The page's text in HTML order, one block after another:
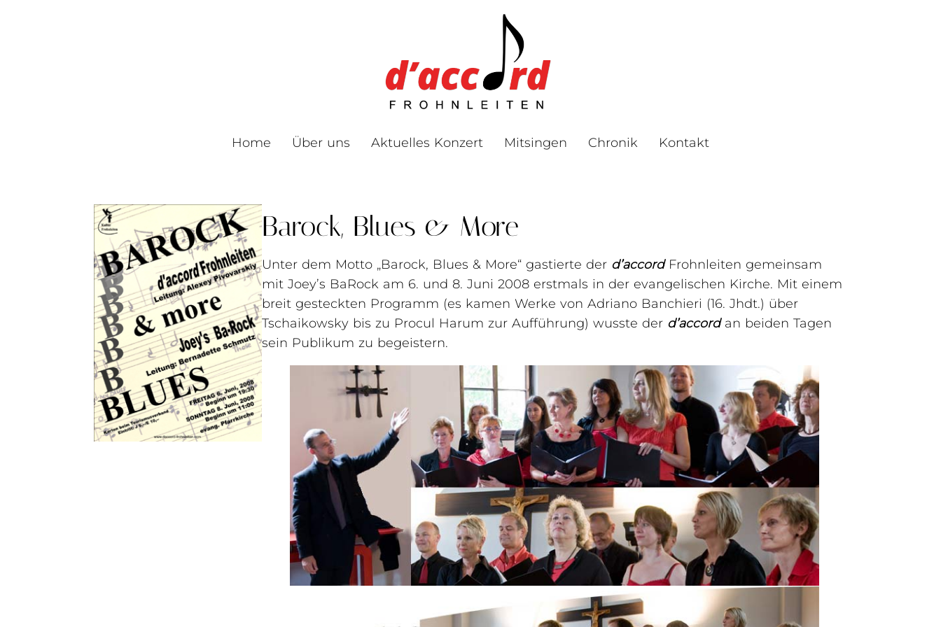
Home Über uns Aktuelles Konzert Mitsingen Chronik Kontakt
Barock, Blues & More
Unter dem Motto „Barock, Blues & More“ gastierte der d’accordFrohnleiten gemeinsam
mit Joey’s BaRock am 6. und 8. Juni 2008 erstmals in der evangelischen Kirche. Mit einem
breit gesteckten Programm (es kamen Werke von Adriano Banchieri (16. Jhdt.) über
Tschaikowsky bis zu Procul Harum zur Aufführung) wusste der d’accordan beiden Tagen
sein Publikum zu begeistern.